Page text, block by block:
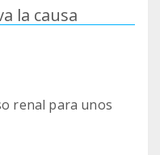
la causa
renal para unos